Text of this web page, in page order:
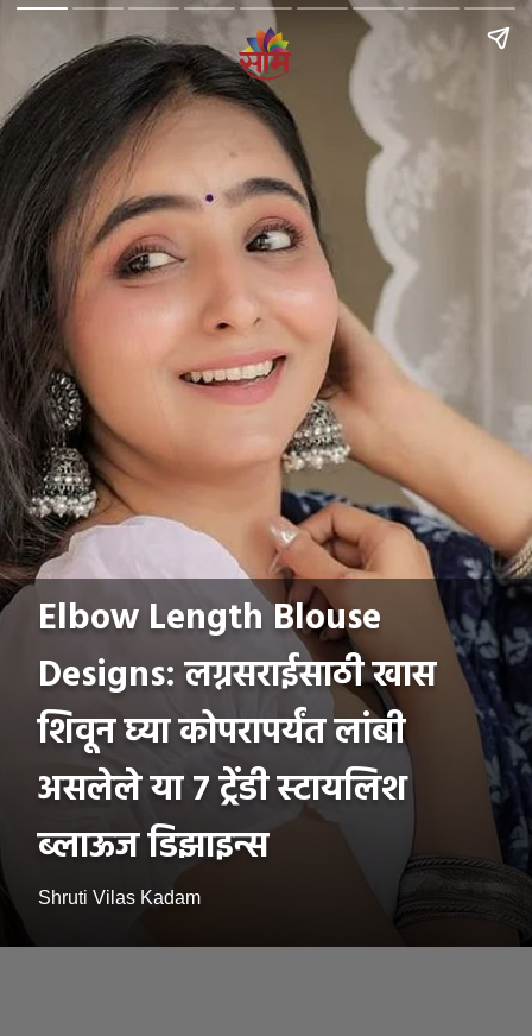
Elbow Length Blouse
Designs: लग्नसराईसाठी खास
शिवून घ्या कोपरापर्यंत लांबी
असलेले या 7 ट्रेंडी स्टायलिश
ब्लाऊज डिझाइन्स
Shruti Vilas Kadam